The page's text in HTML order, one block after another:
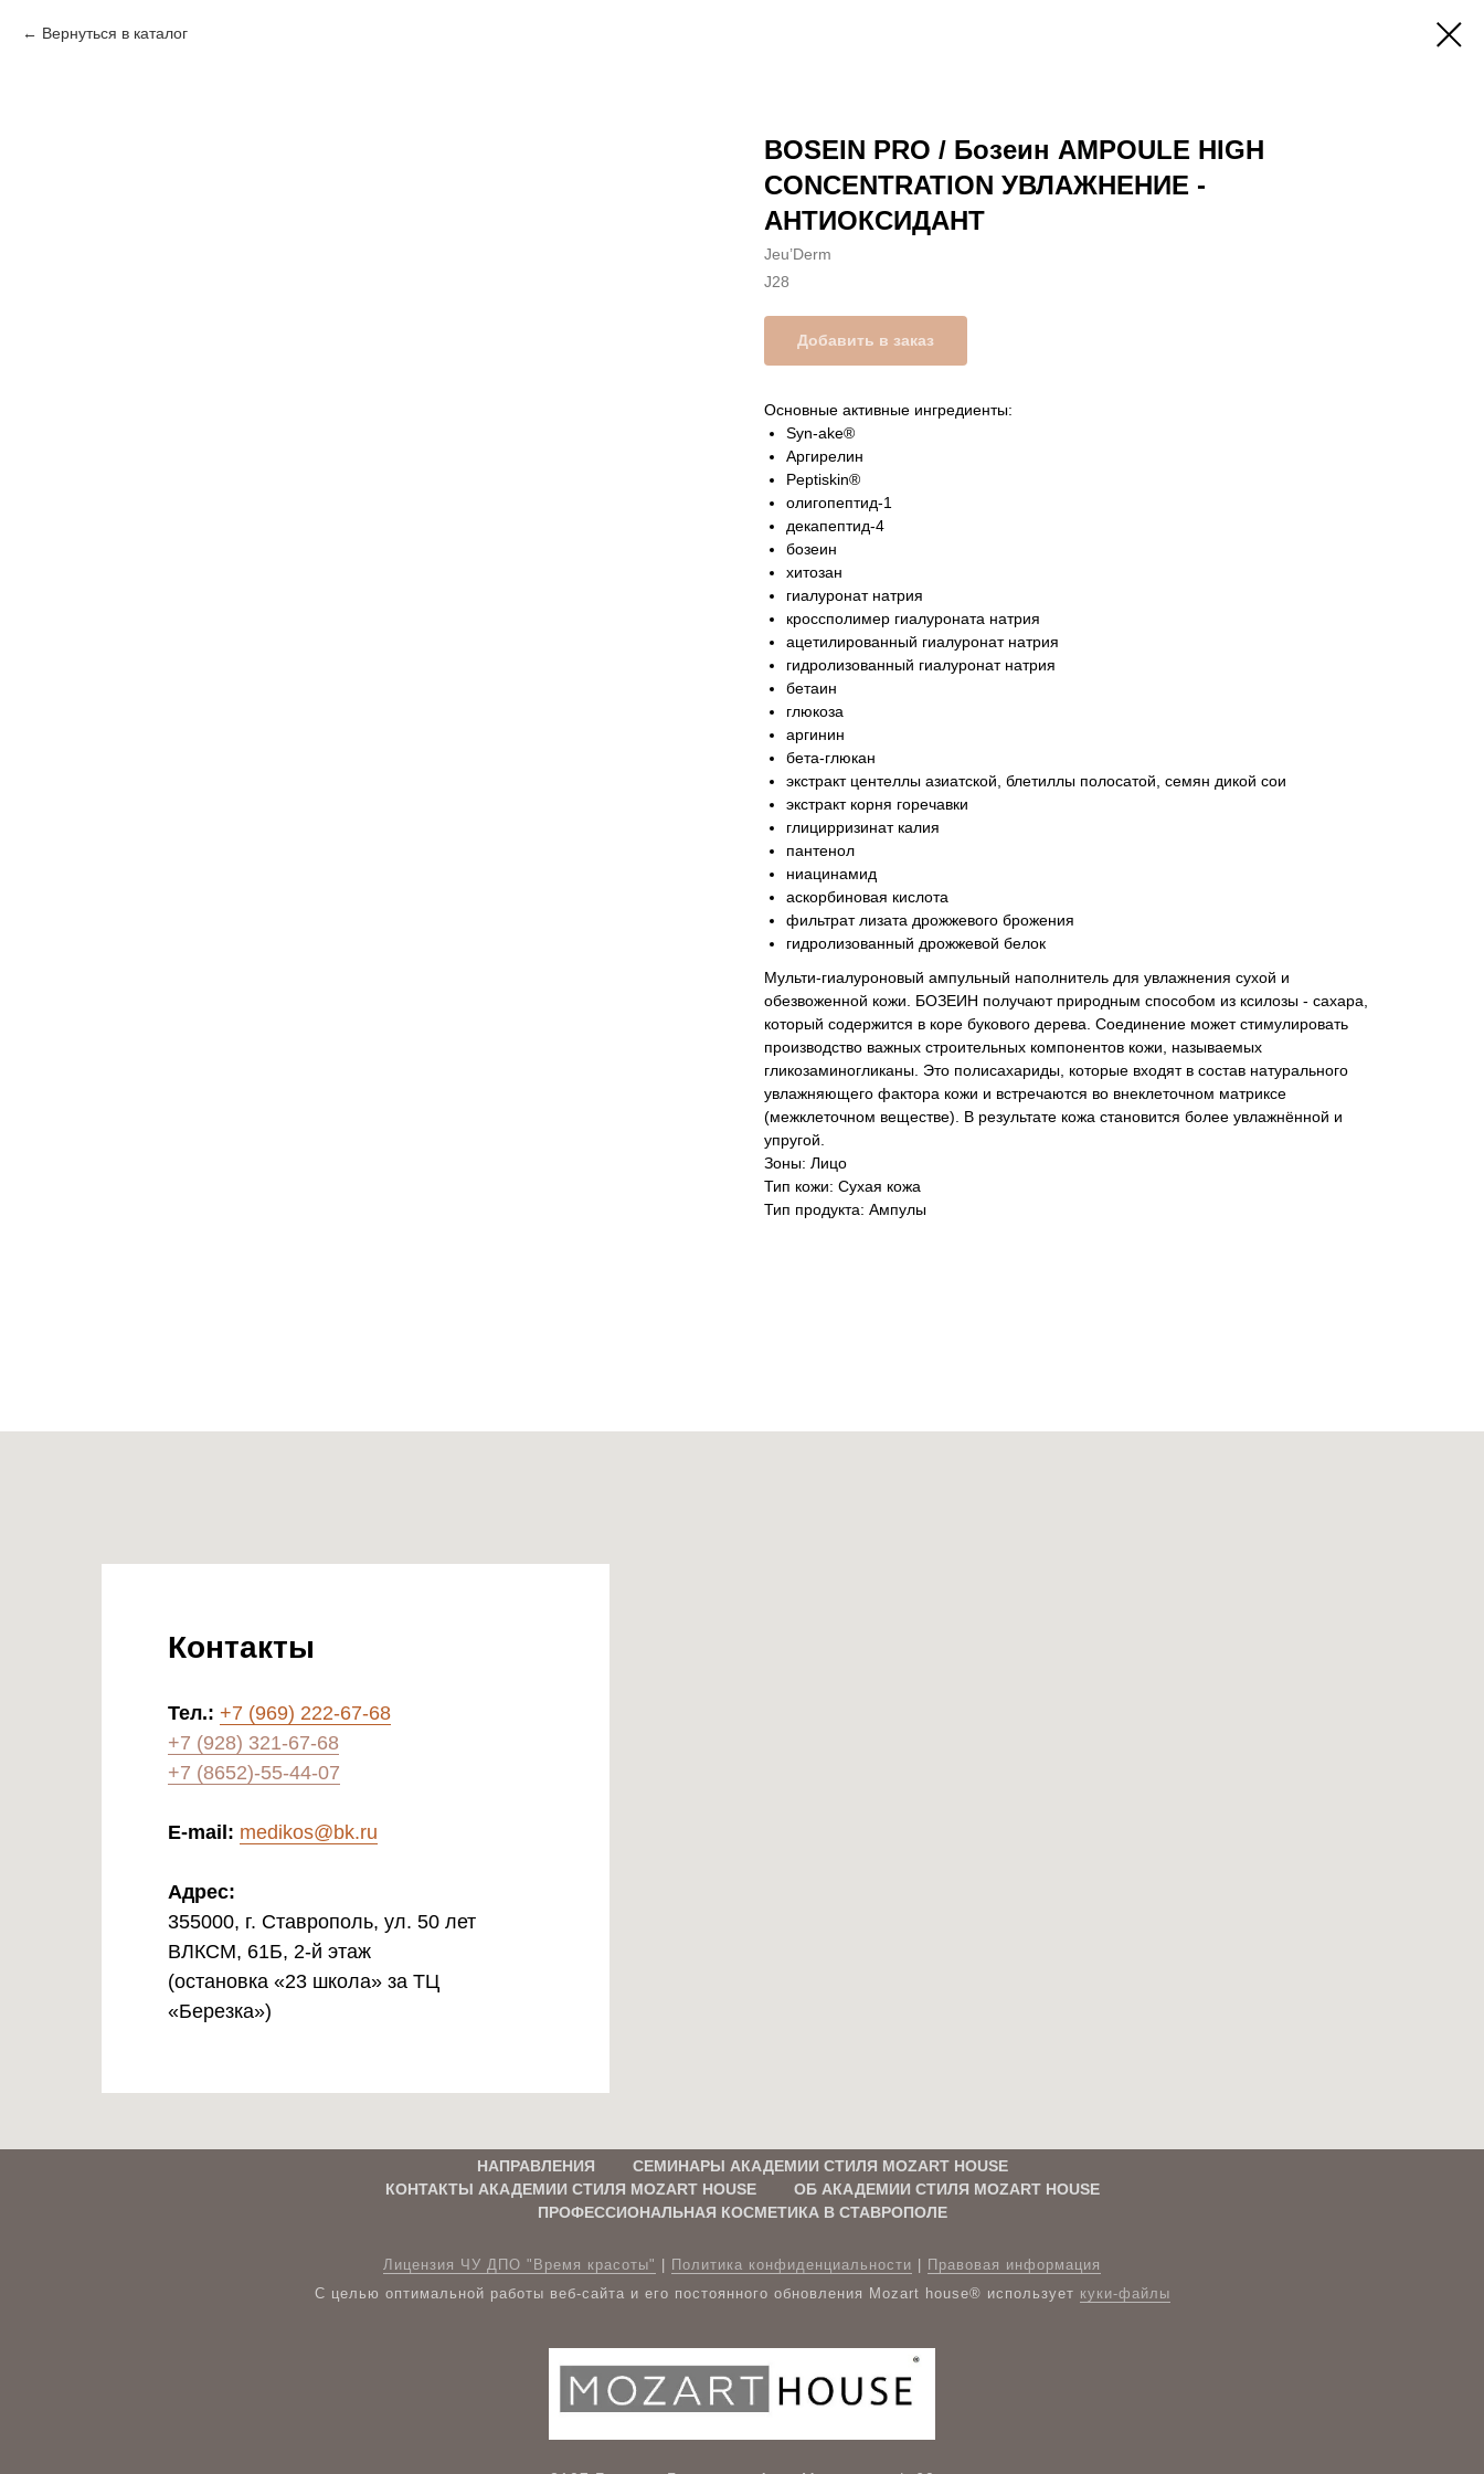
Вернуться в каталог
BOSEIN PRO / Бозеин AMPOULE HIGH
CONCENTRATION УВЛАЖНЕНИЕ -
АНТИОКСИДАНТ
Jeu’Derm
J28
Добавить в заказ
Основные активные ингредиенты:
Syn-ake®
Аргирелин
Peptiskin®
олигопептид-1
декапептид-4
бозеин
хитозан
гиалуронат натрия
кроссполимер гиалуроната натрия
ацетилированный гиалуронат натрия
гидролизованный гиалуронат натрия
бетаин
глюкоза
аргинин
бета-глюкан
экстракт центеллы азиатской, блетиллы полосатой, семян дикой сои
экстракт корня горечавки
глицирризинат калия
пантенол
ниацинамид
аскорбиновая кислота
фильтрат лизата дрожжевого брожения
гидролизованный дрожжевой белок
Мульти-гиалуроновый ампульный наполнитель для увлажнения сухой и
обезвоженной кожи. БОЗЕИН получают природным способом из ксилозы - сахара,
который содержится в коре букового дерева. Соединение может стимулировать
производство важных строительных компонентов кожи, называемых
гликозаминогликаны. Это полисахариды, которые входят в состав натурального
увлажняющего фактора кожи и встречаются во внеклеточном матриксе
(межклеточном веществе). В результате кожа становится более увлажнённой и
упругой.
Зоны: Лицо
Тип кожи: Сухая кожа
Тип продукта: Ампулы
Контакты
Тел.: +7 (969) 222-67-68
+7 (928) 321-67-68
+7 (8652)-55-44-07
E-mail: medikos@bk.ru
Адрес:
355000, г. Ставрополь, ул. 50 лет
ВЛКСМ, 61Б, 2-й этаж
(остановка «23 школа» за ТЦ
«Березка»)
НАПРАВЛЕНИЯ
СЕМИНАРЫ АКАДЕМИИ СТИЛЯ MOZART HOUSE
КОНТАКТЫ АКАДЕМИИ СТИЛЯ MOZART HOUSE
ОБ АКАДЕМИИ СТИЛЯ MOZART HOUSE
ПРОФЕССИОНАЛЬНАЯ КОСМЕТИКА В СТАВРОПОЛЕ
Лицензия ЧУ ДПО "Время красоты" Политика конфиденциальности
Правовая информация
С целью оптимальной работы веб-сайта и его постоянного обновления Mozart house® использует куки-файлы